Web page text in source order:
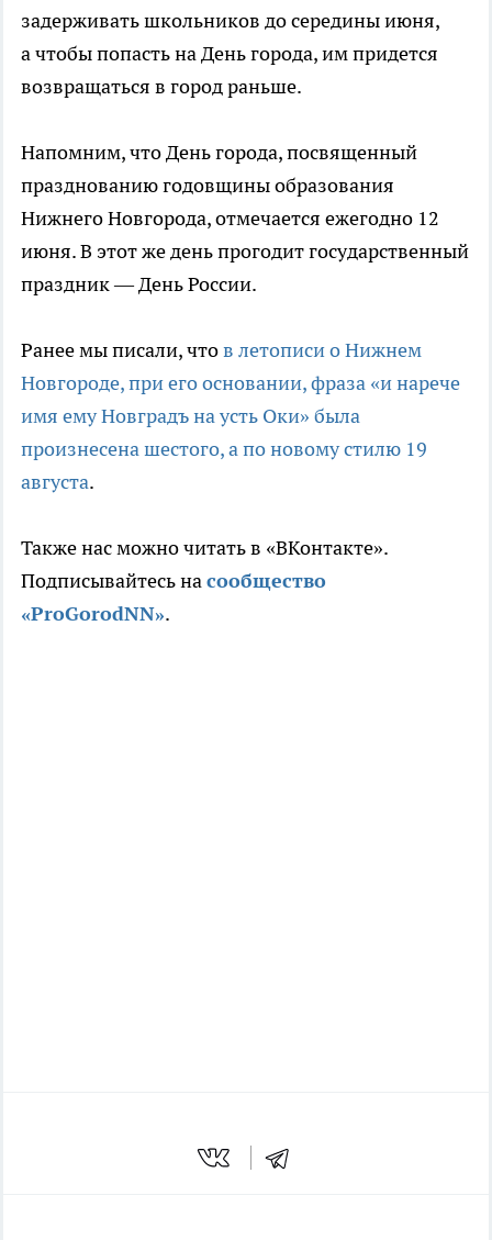
задерживать школьников до середины июня,
а чтобы попасть на День города, им придется
возвращаться в город раньше.
Напомним, что День города, посвященный
празднованию годовщины образования
Нижнего Новгорода, отмечается ежегодно 12
июня. В этот же день прогодит государственный
праздник — День России.
Ранее мы писали, чтов летописи о Нижнем
Новгороде, при его основании, фраза «и нарече
имя ему Новградъ на усть Оки» была
произнесена шестого, а по новому стилю 19
августа.
Также нас можно читать в «ВКонтакте».
Подписывайтесь насообщество
«ProGorodNN».